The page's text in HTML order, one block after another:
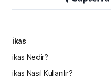
ikas
ikas Nedir?
ikas Nasıl Kullanılır?